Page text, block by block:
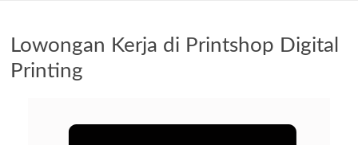
Lowongan Kerja di Printshop Digital
Printing